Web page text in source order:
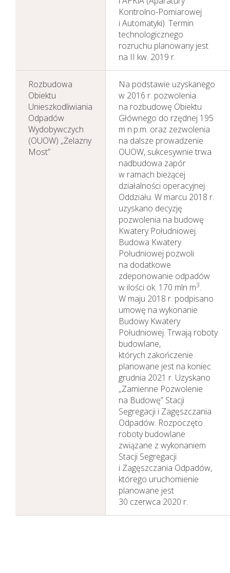
Kontrolno-Pomiarowej
i Automatyki). Termin
technologicznego
rozruchu planowany jest
na II kw. 2019 r.
Rozbudowa
Obiektu
Unieszkodliwiania
Odpadów
Wydobywczych
(OUOW) „Żelazny
Most”
Na podstawie uzyskanego
w 2016 r. pozwolenia
na rozbudowę Obiektu
Głównego do rzędnej 195
m n.p.m. oraz zezwolenia
na dalsze prowadzenie
OUOW, sukcesywnie trwa
nadbudowa zapór
w ramach bieżącej
działalności operacyjnej
Oddziału. W marcu 2018 r.
uzyskano decyzję
pozwolenia na budowę
Kwatery Południowej.
Budowa Kwatery
Południowej pozwoli
na dodatkowe
zdeponowanie odpadów
w ilości ok. 170 mln m3.
W maju 2018 r. podpisano
umowę na wykonanie
Budowy Kwatery
Południowej. Trwają roboty
budowlane,
których zakończenie
planowane jest na koniec
grudnia 2021 r. Uzyskano
„Zamienne Pozwolenie
na Budowę” Stacji
Segregacji i Zagęszczania
Odpadów. Rozpoczęto
roboty budowlane
związane z wykonaniem
Stacji Segregacji
i Zagęszczania Odpadów,
którego uruchomienie
planowane jest
30 czerwca 2020 r.